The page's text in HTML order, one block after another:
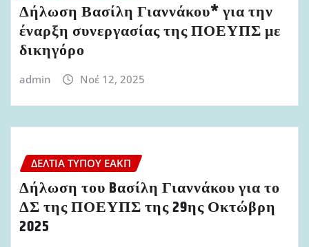
Δήλωση Βασίλη Γιαννάκου* για την
έναρξη συνεργασίας της ΠΟΕΥΠΣ με
δικηγόρο
admin Νοέ 12, 2025
ΔΕΛΤΊΑ ΤΎΠΟΥ ΕΑΚΠ
Δήλωση του Bασίλη Γιαννάκου για το
ΔΣ της ΠΟΕΥΠΣ της 29ης Οκτώβρη
2025